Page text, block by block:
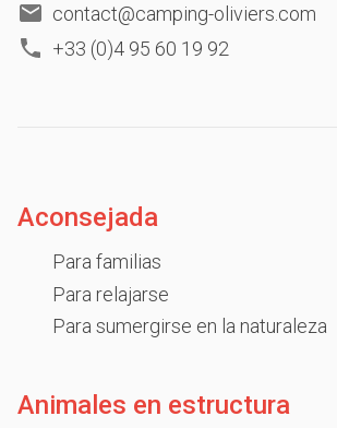
contact@camping-oliviers.com
+33 (0)4 95 60 19 92
Aconsejada
Para familias
Para relajarse
Para sumergirse en la naturaleza
Animales en estructura